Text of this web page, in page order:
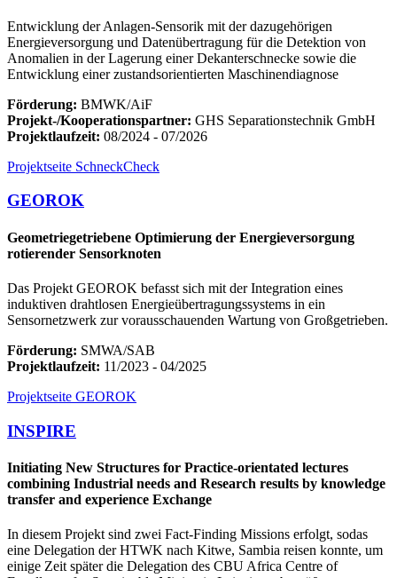
Entwicklung der Anlagen-Sensorik mit der dazugehörigen
Energieversorgung und Datenübertragung für die Detektion von
Anomalien in der Lagerung einer Dekanterschnecke sowie die
Entwicklung einer zustandsorientierten Maschinendiagnose
Förderung: BMWK/AiF
Projekt-/Kooperationspartner: GHS Separationstechnik GmbH
Projektlaufzeit: 08/2024 - 07/2026
Projektseite SchneckCheck
GEOROK
Geometriegetriebene Optimierung der Energieversorgung
rotierender Sensorknoten
Das Projekt GEOROK befasst sich mit der Integration eines
induktiven drahtlosen Energieübertragungssystems in ein
Sensornetzwerk zur vorausschauenden Wartung von Großgetrieben.
Förderung: SMWA/SAB
Projektlaufzeit: 11/2023 - 04/2025
Projektseite GEOROK
INSPIRE
Initiating New Structures for Practice-orientated lectures
combining Industrial needs and Research results by knowledge
transfer and experience Exchange
In diesem Projekt sind zwei Fact-Finding Missions erfolgt, sodas
eine Delegation der HTWK nach Kitwe, Sambia reisen konnte, um
einige Zeit später die Delegation des CBU Africa Centre of